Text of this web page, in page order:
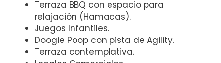
Terraza BBQ con espacio para
relajación (Hamacas).
Juegos Infantiles.
Doogie Poop con pista de Agility.
Terraza contemplativa.